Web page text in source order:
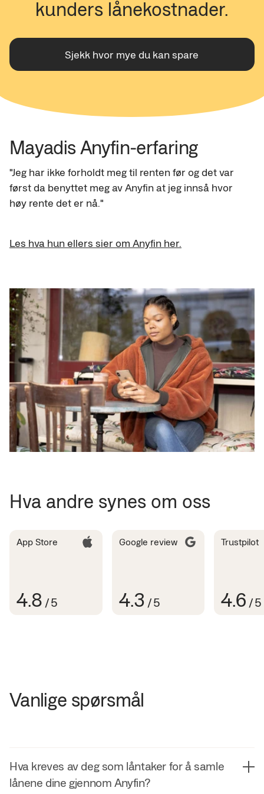
kunders lånekostnader.
Sjekk hvor mye du kan spare
Mayadis Anyfin-erfaring
"Jeg har ikke forholdt meg til renten før og det var
først da benyttet meg av Anyfin at jeg innså hvor
høy rente det er nå."
Les hva hun ellers sier om Anyfin her.
Hva andre synes om oss
App Store
4.8 /5
Google review
4.3 /5
Trustpilot
4.6 /5
Vanlige spørsmål
Hva kreves av deg som låntaker for å samle
lånene dine gjennom Anyfin?